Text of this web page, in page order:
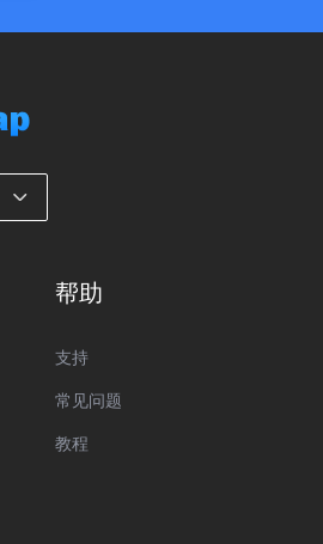
帮助
支持
常见问题
教程